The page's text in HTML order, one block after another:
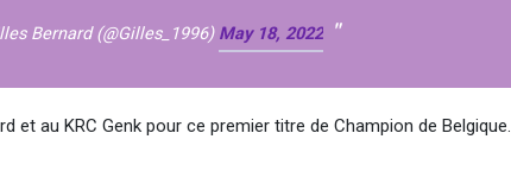
Bernard (@Gilles_1996) May 18, 2022
et au KRC Genk pour ce premier titre de Champion de Belgique.